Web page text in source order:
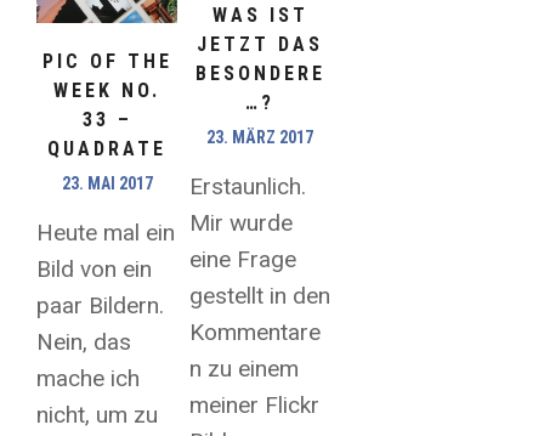
PIC OF THE
WEEK NO.
33 –
QUADRATE
23. MAI 2017
Heute mal ein
Bild von ein
paar Bildern.
Nein, das
mache ich
nicht, um zu
WAS IST
JETZT DAS
BESONDERE
…?
23. MÄRZ 2017
Erstaunlich.
Mir wurde
eine Frage
gestellt in den
Kommentare
n zu einem
meiner Flickr